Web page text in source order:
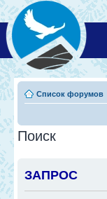
Список форумов
Поиск
ЗАПРОС